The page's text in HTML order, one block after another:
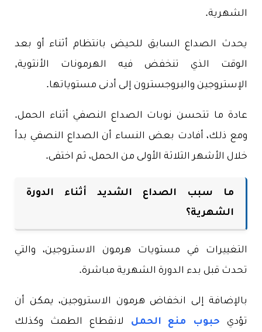
الشهرية.
يحدث الصداع السابق للحيض بانتظام أثناء أو بعد
الوقت الذي تنخفض فيه الهرمونات الأنثوية,
الإستروجين والبروجسترون إلى أدنى مستوياتها.
عادة ما تتحسن نوبات الصداع النصفي أثناء الحمل.
ومع ذلك، أفادت بعض النساء أن الصداع النصفي بدأ
خلال الأشهر الثلاثة الأولى من الحمل، ثم اختفى.
ما سبب الصداع الشديد أثناء الدورة
الشهرية؟
التغييرات في مستويات هرمون الاستروجين، والتي
تحدث قبل بدء الدورة الشهرية مباشرة.
بالإضافة إلى انخفاض هرمون الاستروجين، يمكن أن
تؤدي حبوب منع الحمل لانقطاع الطمث وكذلك